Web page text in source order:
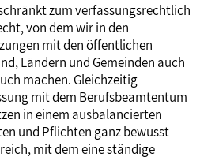
zum verfassungsrechtlich
von dem wir in den
mit den öffentlichen
Ländern und Gemeinden auch
machen. Gleichzeitig
mit dem Berufsbeamtentum
in einem ausbalancierten
und Pflichten ganz bewusst
mit dem eine ständige